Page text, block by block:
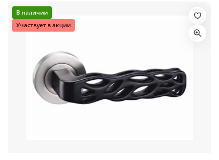
В наличии
Участвует в акции